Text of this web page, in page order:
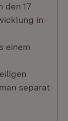
den 17
in
einem
separat